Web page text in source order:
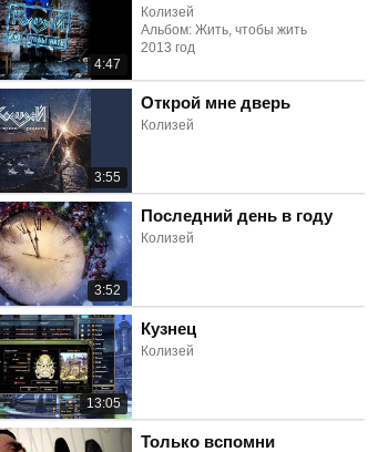
4:47
Колизей
Альбом: Жить, чтобы жить
2013 год
3:55
Открой мне дверь
Колизей
3:52
Последний день в году
Колизей
13:05
Кузнец
Колизей
Только вспомни